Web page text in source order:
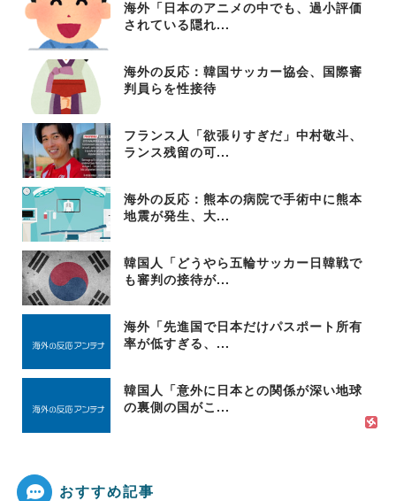
海外「日本のアニメの中でも、過小評価
されている隠れ...
海外の反応：韓国サッカー協会、国際審
判員らを性接待
フランス人「欲張りすぎだ」中村敬斗、
ランス残留の可...
海外の反応：熊本の病院で手術中に熊本
地震が発生、大...
韓国人「どうやら五輪サッカー日韓戦で
も審判の接待が...
海外「先進国で日本だけパスポート所有
率が低すぎる、...
韓国人「意外に日本との関係が深い地球
の裏側の国がこ...
おすすめ記事